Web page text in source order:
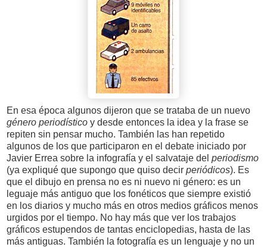
En esa época algunos dijeron que se trataba de un nuevo
género periodístico y desde entonces la idea y la frase se
repiten sin pensar mucho. También las han repetido
algunos de los que participaron en el debate iniciado por
Javier Errea sobre la infografía y el salvataje del periodismo
(ya expliqué que supongo que quiso decir periódicos). Es
que el dibujo en prensa no es ni nuevo ni género: es un
leguaje más antiguo que los fonéticos que siempre existió
en los diarios y mucho más en otros medios gráficos menos
urgidos por el tiempo. No hay más que ver los trabajos
gráficos estupendos de tantas enciclopedias, hasta de las
más antiguas. También la fotografía es un lenguaje y no un